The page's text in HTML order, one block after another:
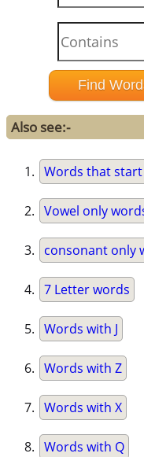
Also see:-
Words that
Vowel only
consonant only
7 Letter words
Words with J
Words with Z
Words with X
Words with Q